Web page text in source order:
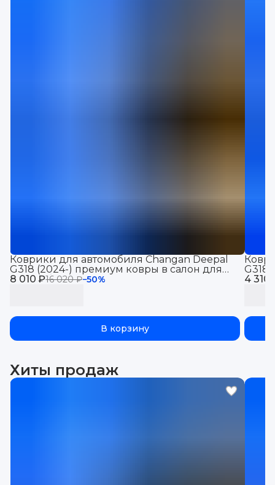
8 010 ₽16 020 ₽−50%
Коврики для автомобиля Changan Deepal
G318 (2024-) премиум ковры в салон для
автомобиля Чанган Дипал G318 с
В корзину
4 310
G318
для
Хиты продаж